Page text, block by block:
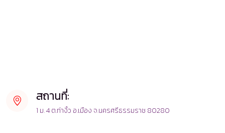
สถานที่:
1 ม. 4 ต.ท่างิ้ว อ.เมือง จ.นครศรีธรรมราช 80280